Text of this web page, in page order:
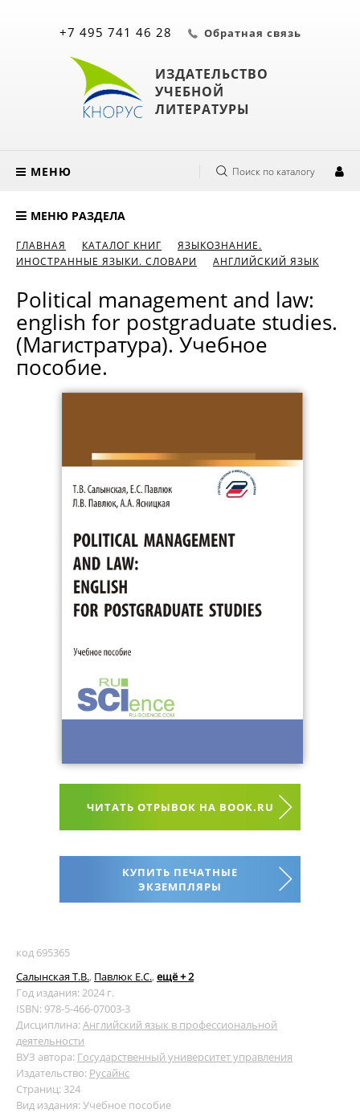
ИЗДАТЕЛЬСТВО
УЧЕБНОЙ
ЛИТЕРАТУРЫ
+7 495 741 46 28 Обратная связь
МЕНЮ Поиск по каталогу
МЕНЮ РАЗДЕЛА
ГЛАВНАЯ КАТАЛОГ КНИГ
ЯЗЫКОЗНАНИЕ.
ИНОСТРАННЫЕ ЯЗЫКИ. СЛОВАРИ
АНГЛИЙСКИЙ ЯЗЫК
Political management and law:
english for postgraduate studies.
(Магистратура). Учебное
пособие.
ЧИТАТЬ ОТРЫВОК НА BOOK.RU
КУПИТЬ ПЕЧАТНЫЕ
ЭКЗЕМПЛЯРЫ
код 695365
Салынская Т.В., Павлюк Е.С., ещё + 2
Год издания: 2024 г.
ISBN: 978-5-466-07003-3
Дисциплина:Английский язык в профессиональной
деятельности
ВУЗ автора: Государственный университет управления
Издательство: Русайнс
Страниц: 324
Вид издания: Учебное пособие